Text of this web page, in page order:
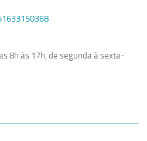
8h às 17h, de segunda à sexta-